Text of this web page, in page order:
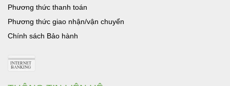
Phương thức thanh toán
Phương thức giao nhận/vận chuyển
Chính sách Bảo hành